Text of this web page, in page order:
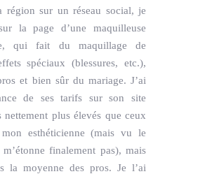
région sur un réseau social, je
la page d’une maquilleuse
qui fait du maquillage de
spéciaux (blessures, etc.),
et bien sûr du mariage. J’ai
de ses tarifs sur son site
nettement plus élevés que ceux
esthéticienne (mais vu le
finalement pas), mais
la moyenne des pros. Je l’ai